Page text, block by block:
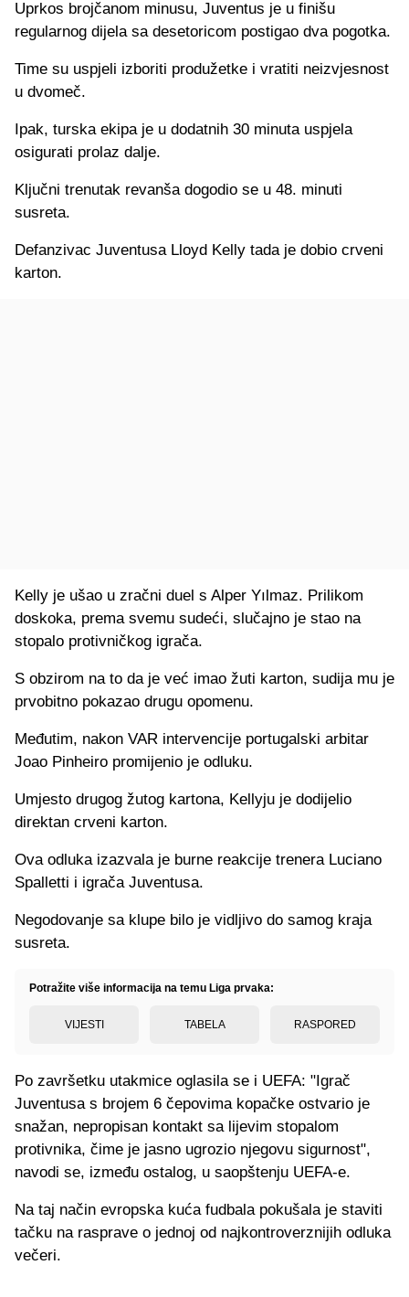
Uprkos brojčanom minusu, Juventus je u finišu
regularnog dijela sa desetoricom postigao dva pogotka.
Time su uspjeli izboriti produžetke i vratiti neizvjesnost
u dvomeč.
Ipak, turska ekipa je u dodatnih 30 minuta uspjela
osigurati prolaz dalje.
Ključni trenutak revanša dogodio se u 48. minuti
susreta.
Defanzivac Juventusa Lloyd Kelly tada je dobio crveni
karton.
Kelly je ušao u zračni duel s Alper Yılmaz. Prilikom
doskoka, prema svemu sudeći, slučajno je stao na
stopalo protivničkog igrača.
S obzirom na to da je već imao žuti karton, sudija mu je
prvobitno pokazao drugu opomenu.
Međutim, nakon VAR intervencije portugalski arbitar
Joao Pinheiro promijenio je odluku.
Umjesto drugog žutog kartona, Kellyju je dodijelio
direktan crveni karton.
Ova odluka izazvala je burne reakcije trenera Luciano
Spalletti i igrača Juventusa.
Negodovanje sa klupe bilo je vidljivo do samog kraja
susreta.
Potražite više informacija na temu Liga prvaka:
VIJESTI TABELA RASPORED
Po završetku utakmice oglasila se i UEFA: "Igrač
Juventusa s brojem 6 čepovima kopačke ostvario je
snažan, nepropisan kontakt sa lijevim stopalom
protivnika, čime je jasno ugrozio njegovu sigurnost",
navodi se, između ostalog, u saopštenju UEFA-e.
Na taj način evropska kuća fudbala pokušala je staviti
tačku na rasprave o jednoj od najkontroverznijih odluka
večeri.